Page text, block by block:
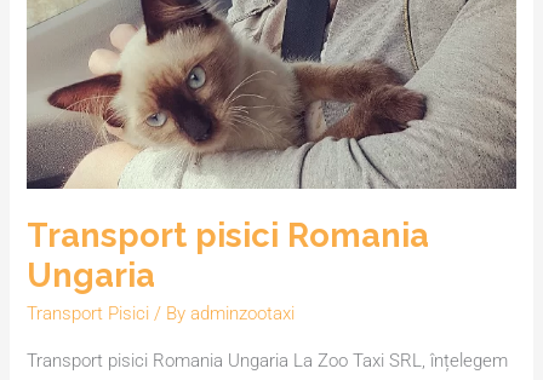
Transport pisici Romania
Ungaria
Transport Pisici / Byadminzootaxi
Transport pisici Romania Ungaria La Zoo Taxi SRL, înțelegem